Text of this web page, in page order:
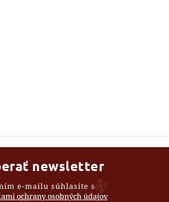
newsletter
e-mailu súhlasíte s
ochrany osobných údajov